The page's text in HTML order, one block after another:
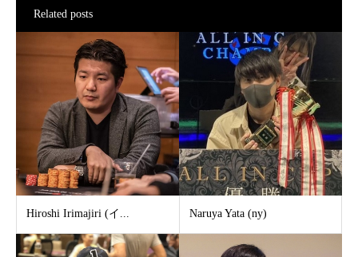
Related posts
Hiroshi Irimajiri (イ... Naruya Yata (ny)